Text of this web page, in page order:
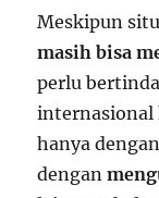
Meskipun
masih bisa
perlu
internasional
hanya
dengan